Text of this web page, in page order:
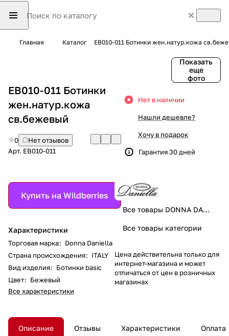
Главная Каталог EB010-011 Ботинки жен.натур.кожа
Показать
еще
фото
EB010-011 Ботинки
жен.натур.кожа
св.бежевый
0
Нет отзывов
Арт. EB010-011
Купить на Wildberries
Характеристики
Торговая марка: Donna Daniella
Страна происхождения: ITALY
Вид изделия: Ботинки basic
Цвет: Бежевый
Все характеристики
Нет в наличии
Нашли дешевле?
Хочу в подарок
Гарантия 30 дней
Все товары DONNA DANIELLA
Все товары категории
Цена действительна только для
интернет-магазина и может
отличаться от цен в розничных
магазинах
Описание Отзывы Характеристики Оплата